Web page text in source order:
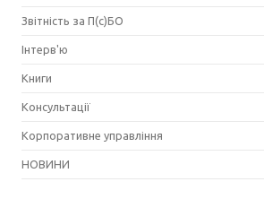
Звітність за П(с)БО
Інтерв'ю
Книги
Консультації
Корпоративне управління
НОВИНИ